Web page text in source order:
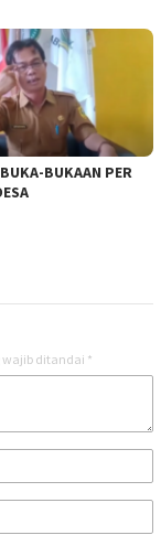
BUKAAN PER
wajib ditandai *